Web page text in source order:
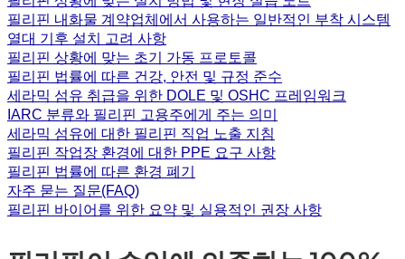
필리핀 내화물 계약업체에서 사용하는 일반적인 부착 시스템
열대 기후 설치 고려 사항
필리핀 상황에 맞는 초기 가동 프로토콜
필리핀 법률에 따른 건강, 안전 및 규정 준수
세라믹 섬유 취급을 위한 DOLE 및 OSHC 프레임워크
IARC 분류와 필리핀 고용주에게 주는 의미
세라믹 섬유에 대한 필리핀 직업 노출 지침
필리핀 작업장 환경에 대한 PPE 요구 사항
필리핀 법률에 따른 환경 폐기
자주 묻는 질문(FAQ)
필리핀 바이어를 위한 요약 및 실용적인 권장 사항